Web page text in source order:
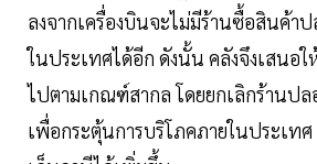
ลงจากเครื่องบินจะไม่มีร้านซื้อสินค้า
ในประเทศได้อีก ดังนั้น คลังจึงเสนอ
ไปตามเกณฑ์สากล โดยยกเลิกร้านปล
เพื่อกระตุ้นการบริโภคภายในประเท